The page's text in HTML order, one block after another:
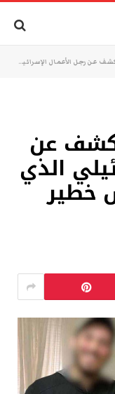
الذي قتل بمصر.. جاسوس خطير وأنشطة مشبوهة
عن
الذي
خطير